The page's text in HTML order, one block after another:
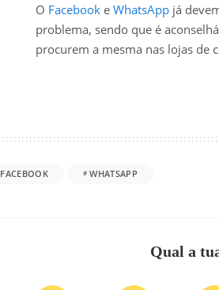
O Facebook e WhatsApp já
problema, sendo que é
procurem a mesma nas lojas de
FACEBOOK WHATSAPP
Qual a